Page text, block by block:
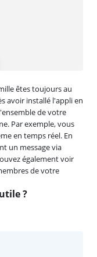
êtes toujours au
avoir installé l'appli en
de votre
Par exemple, vous
en temps réel. En
un message via
également voir
de votre
?